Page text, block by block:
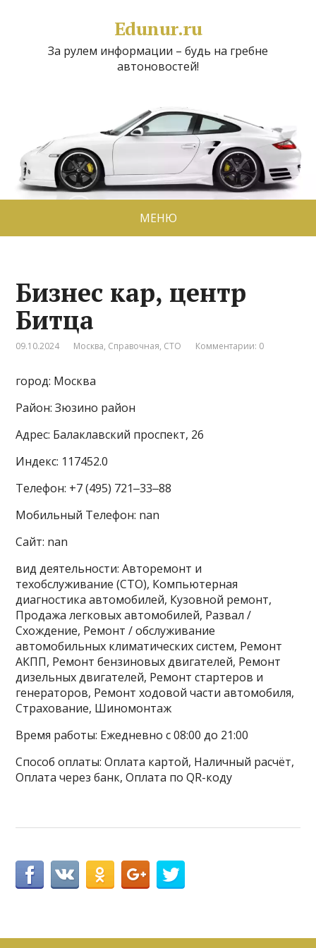
Edunur.ru
За рулем информации – будь на гребне
автоновостей!
МЕНЮ
Бизнес кар, центр
Битца
09.10.2024 Москва, Справочная, СТО Комментарии: 0
город: Москва
Район: Зюзино район
Адрес: Балаклавский проспект, 26
Индекс: 117452.0
Телефон: +7 (495) 721‒33‒88
Мобильный Телефон: nan
Сайт: nan
вид деятельности: Авторемонт и
техобслуживание (СТО), Компьютерная
диагностика автомобилей, Кузовной ремонт,
Продажа легковых автомобилей, Развал /
Схождение, Ремонт / обслуживание
автомобильных климатических систем, Ремонт
АКПП, Ремонт бензиновых двигателей, Ремонт
дизельных двигателей, Ремонт стартеров и
генераторов, Ремонт ходовой части автомобиля,
Страхование, Шиномонтаж
Время работы: Ежедневно с 08:00 до 21:00
Способ оплаты: Оплата картой, Наличный расчёт,
Оплата через банк, Оплата по QR-коду